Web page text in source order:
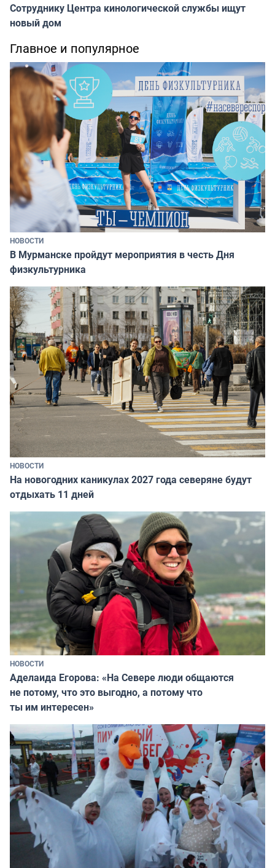
Сотруднику Центра кинологической службы ищут
новый дом
Главное и популярное
НОВОСТИ
В Мурманске пройдут мероприятия в честь Дня
физкультурника
НОВОСТИ
На новогодних каникулах 2027 года северяне будут
отдыхать 11 дней
НОВОСТИ
Аделаида Егорова: «На Севере люди общаются
не потому, что это выгодно, а потому что
ты им интересен»